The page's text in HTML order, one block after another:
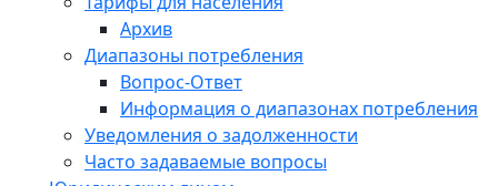
Архив
Диапазоны потребления
Вопрос-Ответ
Информация о диапазонах потребления
Уведомления о задолженности
Часто задаваемые вопросы